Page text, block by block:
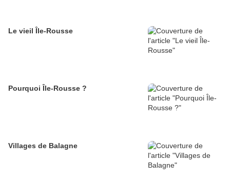
Le vieil Île-Rousse
Pourquoi Île-Rousse ?
Villages de Balagne